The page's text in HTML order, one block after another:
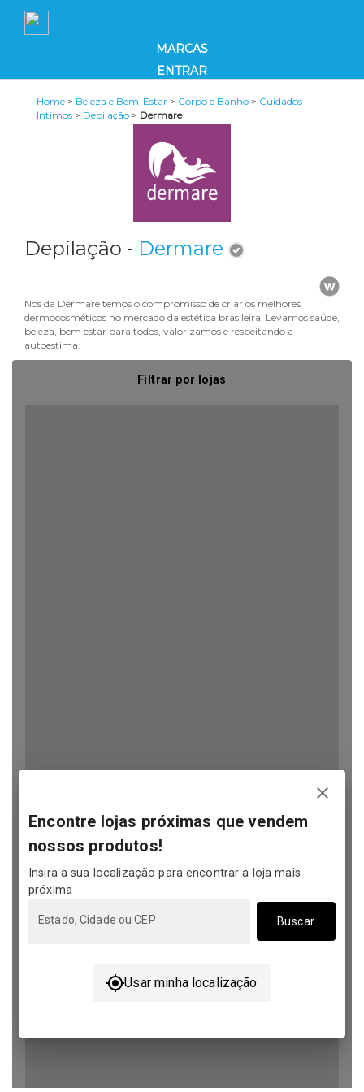
MARCAS
ENTRAR
Home > Beleza e Bem-Estar > Corpo e Banho > Cuidados
Íntimos > Depilação > Dermare
Depilação - Dermare
Nós da Dermare temos o compromisso de criar os melhores
dermocosméticos no mercado da estética brasileira. Levamos saúde,
beleza, bem estar para todos, valorizamos e respeitando a
autoestima.